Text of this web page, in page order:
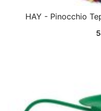
HAY - Pinocchio